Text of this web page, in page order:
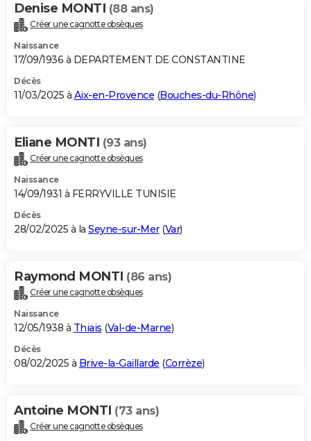
Denise MONTI (88 ans)
Créer une cagnotte obsèques
Naissance
17/09/1936 à DEPARTEMENT DE CONSTANTINE
Décès
11/03/2025 à Aix-en-Provence (Bouches-du-Rhône)
Eliane MONTI (93 ans)
Créer une cagnotte obsèques
Naissance
14/09/1931 à FERRYVILLE TUNISIE
Décès
28/02/2025 à la Seyne-sur-Mer(Var)
Raymond MONTI (86 ans)
Créer une cagnotte obsèques
Naissance
12/05/1938 à Thiais (Val-de-Marne)
Décès
08/02/2025 à Brive-la-Gaillarde (Corrèze)
Antoine MONTI (73 ans)
Créer une cagnotte obsèques